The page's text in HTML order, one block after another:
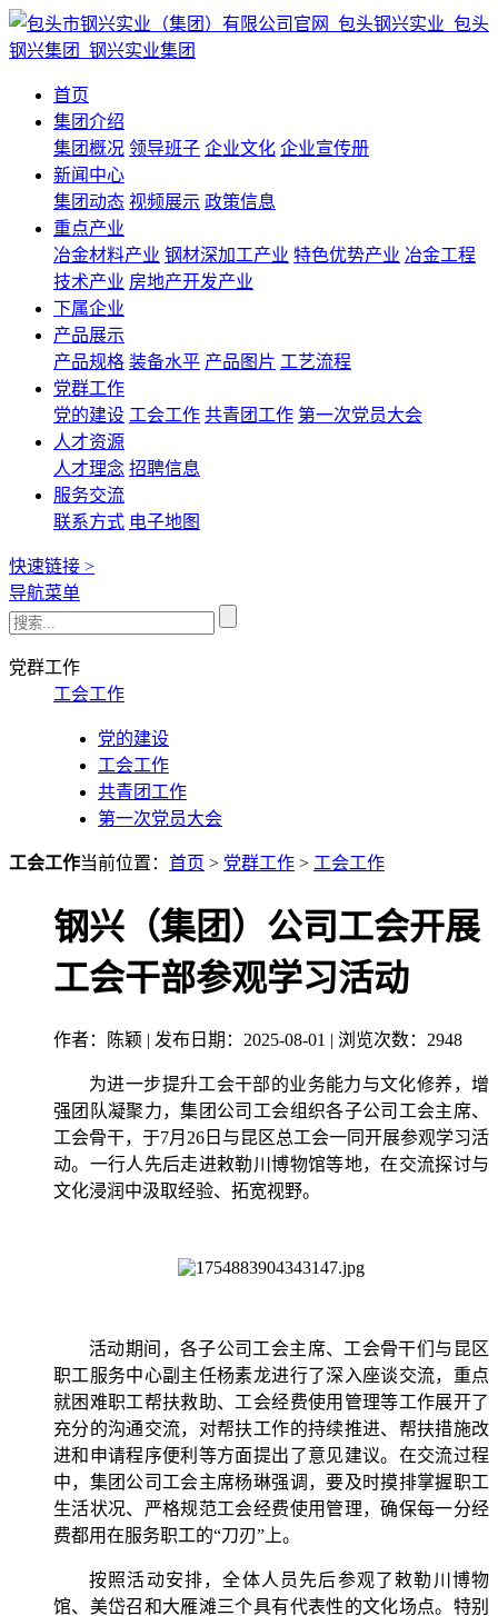
首页
集团介绍
集团概况 领导班子 企业文化 企业宣传册
新闻中心
集团动态 视频展示 政策信息
重点产业
冶金材料产业 钢材深加工产业 特色优势产业 冶金工程
技术产业 房地产开发产业
下属企业
产品展示
产品规格 装备水平 产品图片 工艺流程
党群工作
党的建设 工会工作 共青团工作 第一次党员大会
人才资源
人才理念 招聘信息
服务交流
联系方式 电子地图
快速链接 >
导航菜单
党群工作
工会工作
党的建设
工会工作
共青团工作
第一次党员大会
工会工作当前位置： 首页 > 党群工作 > 工会工作
钢兴（集团）公司工会开展
工会干部参观学习活动
作者：陈颖 | 发布日期：2025-08-01 | 浏览次数： 2948
为进一步提升工会干部的业务能力与文化修养，增
强团队凝聚力，集团公司工会组织各子公司工会主席、
工会骨干，于7月26日与昆区总工会一同开展参观学习活
动。一行人先后走进敕勒川博物馆等地，在交流探讨与
文化浸润中汲取经验、拓宽视野。
活动期间，各子公司工会主席、工会骨干们与昆区
职工服务中心副主任杨素龙进行了深入座谈交流，重点
就困难职工帮扶救助、工会经费使用管理等工作展开了
充分的沟通交流，对帮扶工作的持续推进、帮扶措施改
进和申请程序便利等方面提出了意见建议。在交流过程
中，集团公司工会主席杨琳强调，要及时摸排掌握职工
生活状况、严格规范工会经费使用管理，确保每一分经
费都用在服务职工的“刀刃”上。
按照活动安排，全体人员先后参观了敕勒川博物
馆、美岱召和大雁滩三个具有代表性的文化场点。特别